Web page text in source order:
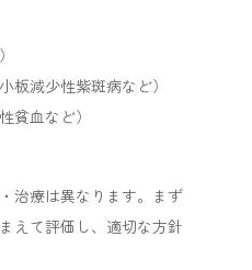
板減少性紫斑病など）
貧血など）
治療は異なります。まず
えて評価し、適切な方針